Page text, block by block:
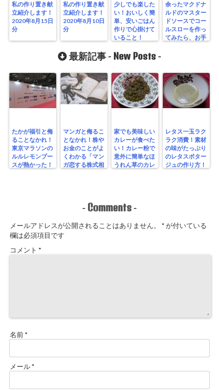
私の作り置き献
立紹介します！
2020年8月15日
分
私の作り置き献
立紹介します！
2020年8月10日
分
少しでも楽した
い！おいしく簡
単、安いごはん
作りで心掛けて
いること！
余ったマクドナ
ルドのマスター
ドソースでコー
ルスローを作っ
てみたら、お手
最新記事 - New Posts -
たかが福引と侮
ることなかれ！
東京マラソンの
ルルレモンブー
スが熱かった！
マンガと侮るこ
となかれ！株や
お金のことがよ
くわかる「マン
ガ恋する株式相
家でも美味しい
カレーが食べた
い！カレー粉で
意外に簡単なほ
うれん草のカレ
レタス一玉ラク
ラク消費！素材
の味がたっぷり
のレタスポター
ジュの作り方！
- Comments -
メールアドレスが公開されることはありません。 *が付いている
欄は必須項目です
コメント *
名前*
メール*